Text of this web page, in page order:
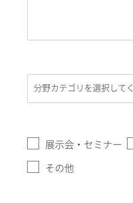
展示会・セミナー
その他